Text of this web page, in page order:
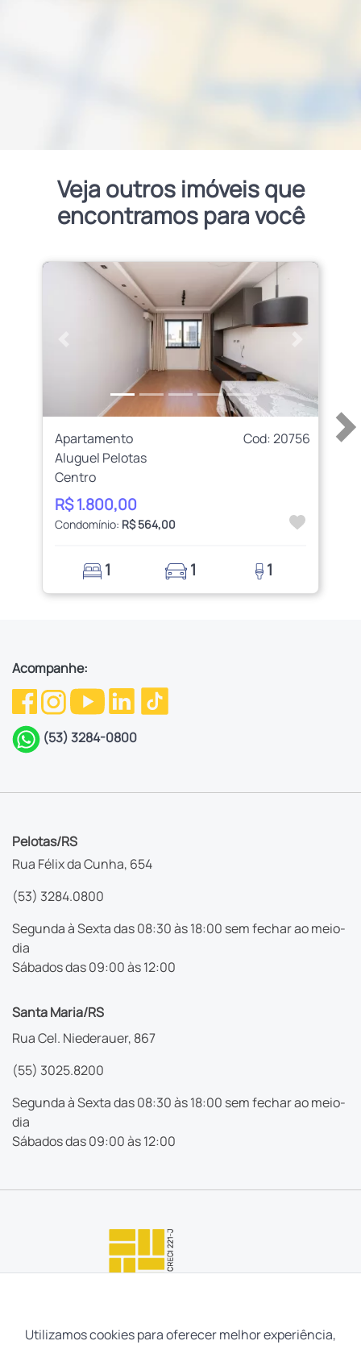
Veja outros imóveis que
encontramos para você
Apartamento
Cod: 20756
Aluguel Pelotas
Centro
R$ 1.800,00
Condomínio: R$ 564,00
1 1 1
Acompanhe:
(53) 3284-0800
Pelotas/RS
Rua Félix da Cunha, 654
(53) 3284.0800
Segunda à Sexta das 08:30 às 18:00 sem fechar ao meio-
dia
Sábados das 09:00 às 12:00
Santa Maria/RS
Rua Cel. Niederauer, 867
(55) 3025.8200
Segunda à Sexta das 08:30 às 18:00 sem fechar ao meio-
dia
Sábados das 09:00 às 12:00
Utilizamos cookies para oferecer melhor experiência,